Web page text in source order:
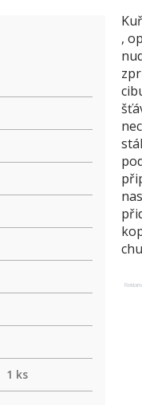
1 ks
,